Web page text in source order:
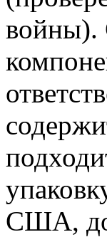
войны).
США,